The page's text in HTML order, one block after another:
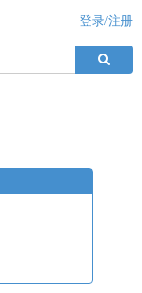
登录/注册